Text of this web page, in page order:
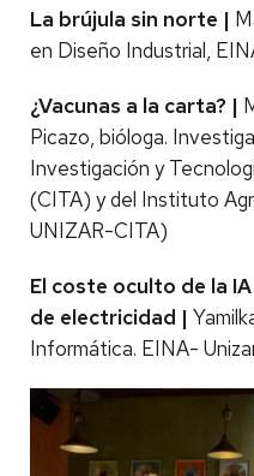
La brújula sin norte |
en Diseño Industrial,
¿Vacunas a la carta? |
Picazo, bióloga.
Investigación y
(CITA) y del Instituto
UNIZAR-CITA)
El coste oculto de la
de electricidad |
Informática. EINA-